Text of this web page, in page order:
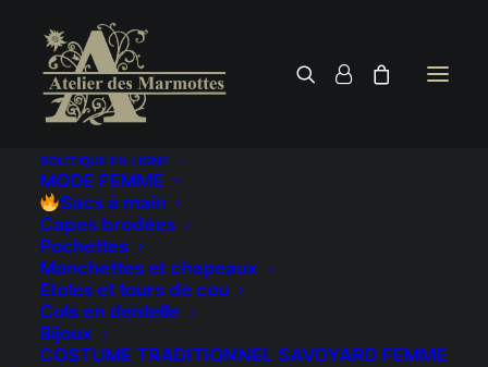
BOUTIQUE EN LIGNE
MODE FEMME
Sacs à main
Capes brodées
Pochettes
Manchettes et chapeaux
Etoles et tours de cou
Cols en dentelle
Bijoux
COSTUME TRADITIONNEL SAVOYARD FEMME